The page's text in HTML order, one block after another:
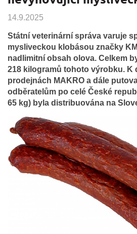
14.9.2025
Státní veterinární správa varuje
mysliveckou klobásou značky
nadlimitní obsah olova. Celkem
218 kilogramů tohoto výrobku. K
prodejnách MAKRO a dále
odběratelům po celé České
65 kg) byla distribuována na